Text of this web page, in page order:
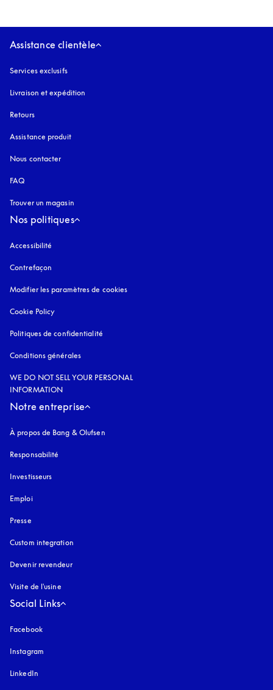
Assistance clientèle
Services exclusifs
Livraison et expédition
Retours
Assistance produit
Nous contacter
FAQ
Trouver un magasin
Nos politiques
Accessibilité
Contrefaçon
Modifier les paramètres de cookies
Cookie Policy
Politiques de confidentialité
Conditions générales
WE DO NOT SELL YOUR PERSONAL
INFORMATION
Notre entreprise
À propos de Bang & Olufsen
Responsabilité
Investisseurs
Emploi
Presse
Custom integration
Devenir revendeur
Visite de l'usine
Social Links
Facebook
Instagram
LinkedIn